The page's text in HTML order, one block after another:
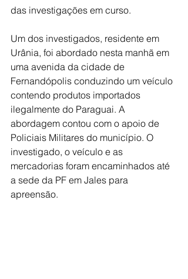
das investigações em curso.
Um dos investigados, residente em
Urânia, foi abordado nesta manhã em
uma avenida da cidade de
Fernandópolis conduzindo um veículo
contendo produtos importados
ilegalmente do Paraguai. A
abordagem contou com o apoio de
Policiais Militares do município. O
investigado, o veículo e as
mercadorias foram encaminhados até
a sede da PF em Jales para
apreensão.